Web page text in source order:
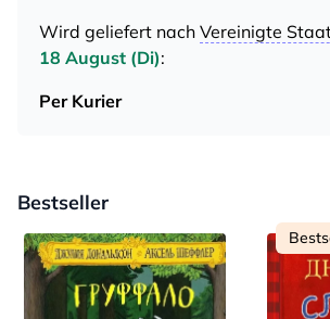
Wird geliefert nach Vereinigte
18 August (Di):
Per Kurier
Bestseller